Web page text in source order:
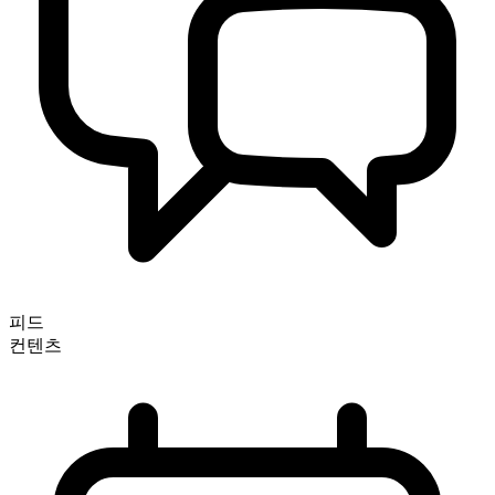
피드
컨텐츠